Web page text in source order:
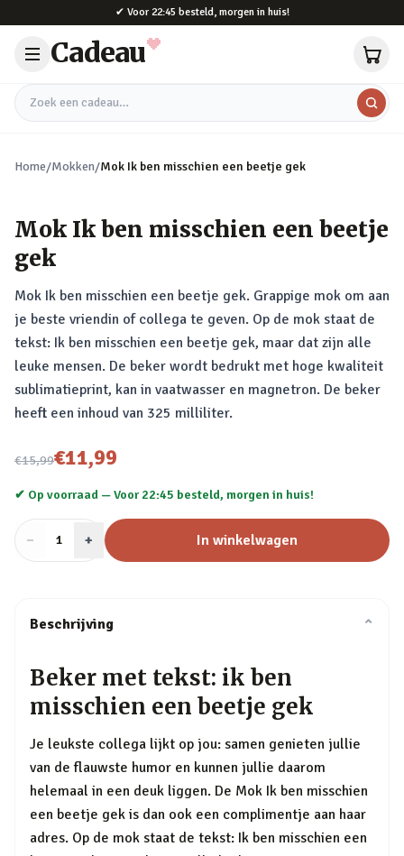
✔ Voor 22:45 besteld, morgen in huis!
Cadeau
Zoek een cadeau
Home/Mokken/Mok Ik ben misschien een beetje gek
Mok Ik ben misschien een beetje
gek
Mok Ik ben misschien een beetje gek. Grappige mok om aan
je beste vriendin of collega te geven. Op de mok staat de
tekst: Ik ben misschien een beetje gek, maar dat zijn alle
leuke mensen. De beker wordt bedrukt met hoge kwaliteit
sublimatieprint, kan in vaatwasser en magnetron. De beker
heeft een inhoud van 325 milliliter.
€15,99
Nu voor€11,99
✔ Op voorraad —Voor 22:45 besteld, morgen in huis!
− Aantal
1 + In winkelwagen
Beschrijving ⌄
Beker met tekst: ik ben
misschien een beetje gek
Je leukste collega lijkt op jou: samen genieten jullie
van de flauwste humor en kunnen jullie daarom
helemaal in een deuk liggen. De Mok Ik ben misschien
een beetje gek is dan ook een complimentje aan haar
adres. Op de mok staat de tekst: Ik ben misschien een